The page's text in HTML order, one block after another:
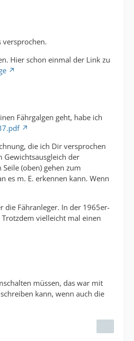
versprochen.
Hier schon einmal der Link zu
Fährgalgen geht, habe ich
die ich Dir versprochen
Gewichtsausgleich der
(oben) gehen zum
es m. E. erkennen kann. Wenn
die Fähranleger. In der 1965er-
vielleicht mal einen
müssen, das war mit
kann, wenn auch die